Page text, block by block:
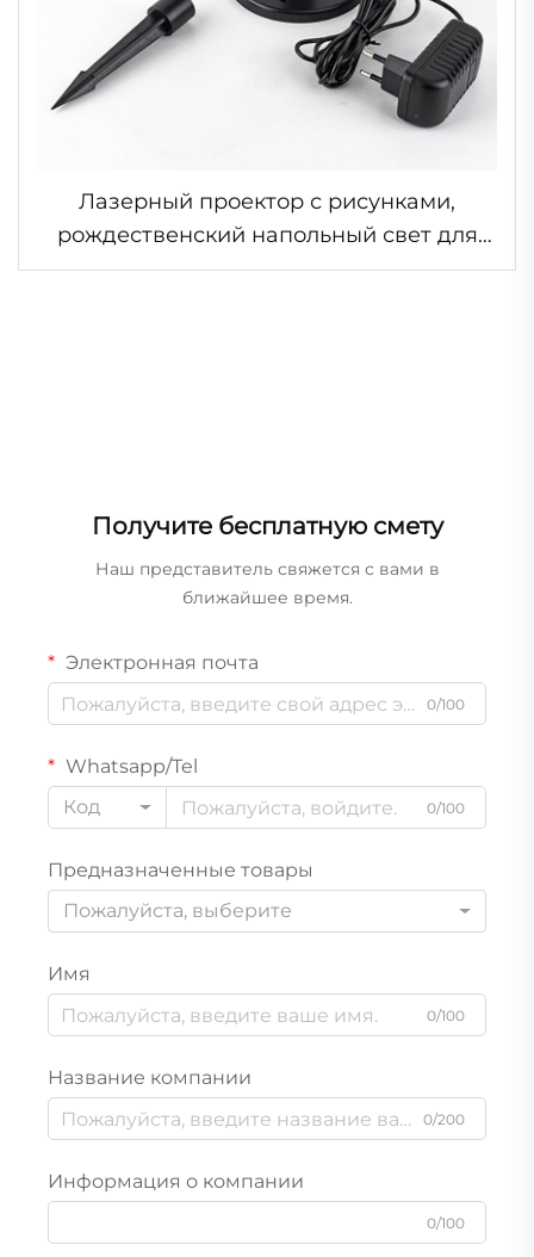
Лазерный проектор с рисунками,
рождественский напольный свет для
улицы, для Рождества, Нового года,
Получите бесплатную смету
Наш представитель свяжется с вами в
ближайшее время.
Электронная почта
0/100
Whatsapp/Tel
Код
0/100
Предназначенные товары
Пожалуйста, выберите
Имя
0/100
Название компании
0/200
Информация о компании
0/100